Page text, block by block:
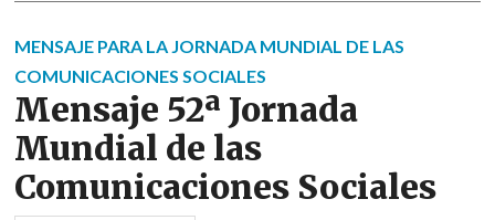
MENSAJE PARA LA JORNADA MUNDIAL DE LAS
COMUNICACIONES SOCIALES
Mensaje 52ª Jornada
Mundial de las
Comunicaciones Sociales